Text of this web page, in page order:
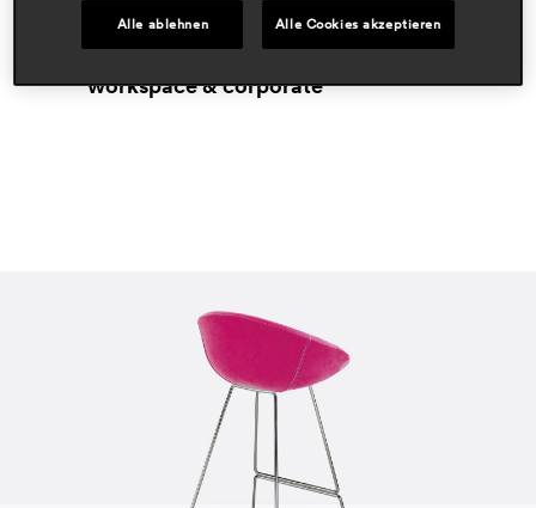
Bereiche
workspace & corporate
Alle ablehnen Alle Cookies akzeptieren